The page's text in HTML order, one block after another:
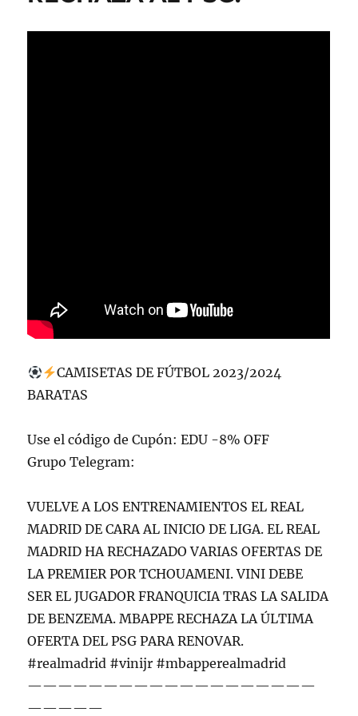
CAMISETAS DE FÚTBOL 2023/2024
BARATAS
Use el código de Cupón: EDU -8% OFF
Grupo Telegram:
VUELVE A LOS ENTRENAMIENTOS EL REAL
MADRID DE CARA AL INICIO DE LIGA. EL REAL
MADRID HA RECHAZADO VARIAS OFERTAS DE
LA PREMIER POR TCHOUAMENI. VINI DEBE
SER EL JUGADOR FRANQUICIA TRAS LA SALIDA
DE BENZEMA. MBAPPE RECHAZA LA ÚLTIMA
OFERTA DEL PSG PARA RENOVAR.
#realmadrid #vinijr #mbapperealmadrid
———————————————————
—————